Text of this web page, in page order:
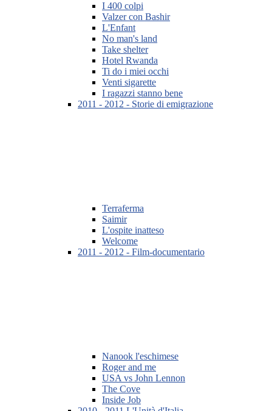
I 400 colpi
Valzer con Bashir
L'Enfant
No man's land
Take shelter
Hotel Rwanda
Ti do i miei occhi
Venti sigarette
I ragazzi stanno bene
2011 - 2012 - Storie di emigrazione
Terraferma
Saimir
L'ospite inatteso
Welcome
2011 - 2012 - Film-documentario
Nanook l'eschimese
Roger and me
USA vs John Lennon
The Cove
Inside Job